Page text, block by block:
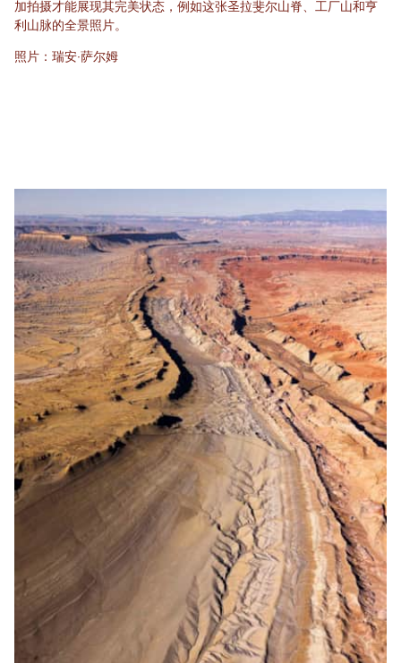
加拍摄才能展现其完美状态，例如这张圣拉斐尔山脊、工厂山和亨
利山脉的全景照片。
照片：瑞安·萨尔姆